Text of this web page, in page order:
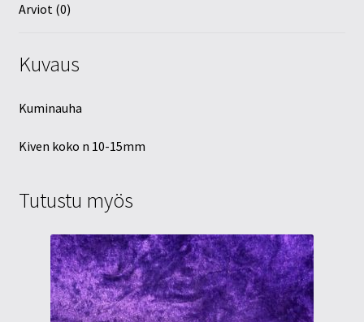
Arviot (0)
Kuvaus
Kuminauha
Kiven koko n 10-15mm
Tutustu myös